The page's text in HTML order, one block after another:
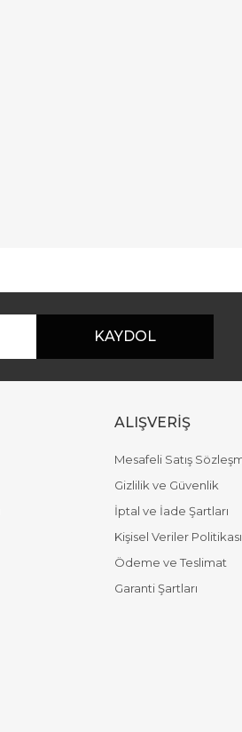
KAYDOL
ALIŞVERİŞ
Mesafeli Satış
Gizlilik ve Güvenlik
İptal ve İade Şartları
Kişisel Veriler Politikası
Ödeme ve Teslimat
Garanti Şartları